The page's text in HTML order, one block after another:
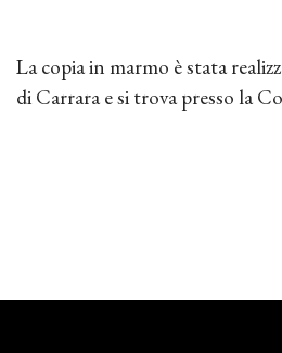
La copia in marmo è stata
di Carrara e si trova presso la